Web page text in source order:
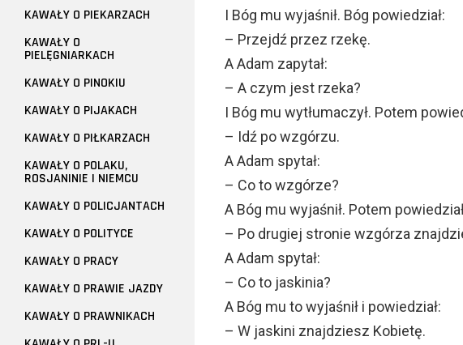
I Bóg mu wyjaśnił. Bóg powiedział:
– Przejdź przez rzekę.
A Adam zapytał:
– A czym jest rzeka?
I Bóg mu wytłumaczył. Potem
– Idź po wzgórzu.
A Adam spytał:
– Co to wzgórze?
A Bóg mu wyjaśnił. Potem
– Po drugiej stronie wzgórza
A Adam spytał:
– Co to jaskinia?
A Bóg mu to wyjaśnił i powiedział:
– W jaskini znajdziesz Kobietę.
KAWAŁY O PIEKARZACH
KAWAŁY O
PIELĘGNIARKACH
KAWAŁY O PINOKIU
KAWAŁY O PIJAKACH
KAWAŁY O PIŁKARZACH
KAWAŁY O POLAKU,
ROSJANINIE I NIEMCU
KAWAŁY O POLICJANTACH
KAWAŁY O POLITYCE
KAWAŁY O PRACY
KAWAŁY O PRAWIE JAZDY
KAWAŁY O PRAWNIKACH